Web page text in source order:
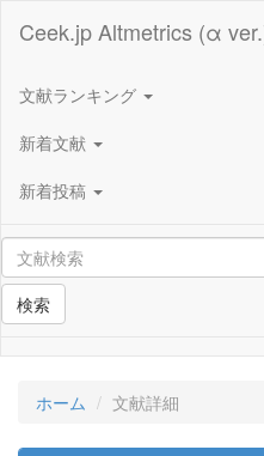
Ceek.jp Altmetrics (α
文献ランキング
新着文献
新着投稿
検索
ホーム 文献詳細